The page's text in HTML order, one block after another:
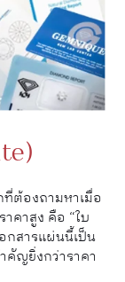
ที่ต้องถามหาเมื่อ
คาสูง คือ “ใบ
กสารแผ่นนี้เป็น
ญยิ่งกว่าราคา